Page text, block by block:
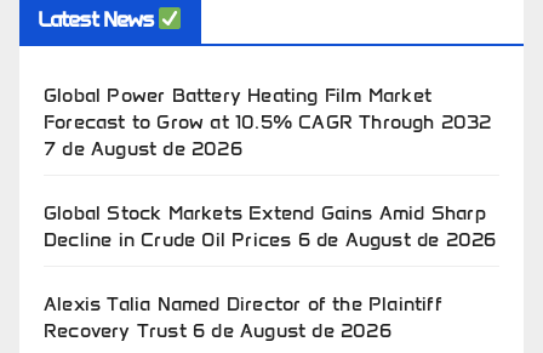
Latest News
Global Power Battery Heating Film Market
Forecast to Grow at 10.5% CAGR Through 2032
7 de August de 2026
Global Stock Markets Extend Gains Amid Sharp
Decline in Crude Oil Prices 6 de August de 2026
Alexis Talia Named Director of the Plaintiff
Recovery Trust 6 de August de 2026